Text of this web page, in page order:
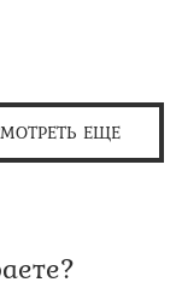
ЕЩЕ